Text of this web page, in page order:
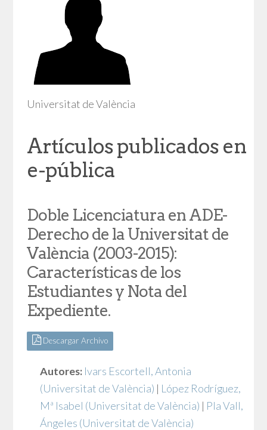
Universitat de València
Artículos publicados en
e-pública
Doble Licenciatura en ADE-
Derecho de la Universitat de
València (2003-2015):
Características de los
Estudiantes y Nota del
Expediente.
Descargar Archivo
Autores: Ivars Escortell, Antonia
(Universitat de València) | López Rodríguez,
Mª Isabel (Universitat de València) | Pla Vall,
Ángeles (Universitat de València)